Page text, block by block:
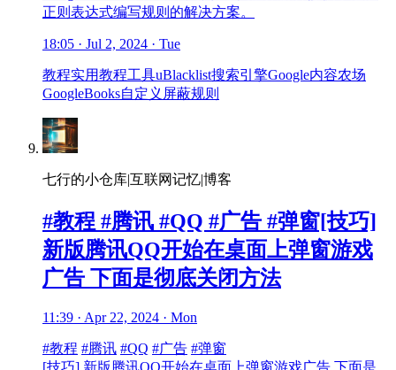
正则表达式编写规则的解决方案。
18:05 · Jul 2, 2024 · Tue
教程实用教程工具uBlacklist搜索引擎Google内容农场
GoogleBooks自定义屏蔽规则
七行的小仓库|互联网记忆|博客
#教程 #腾讯 #QQ #广告 #弹窗[技巧]
新版腾讯QQ开始在桌面上弹窗游戏
广告 下面是彻底关闭方法
11:39 · Apr 22, 2024 · Mon
#教程 #腾讯 #QQ #广告 #弹窗
[技巧] 新版腾讯QQ开始在桌面上弹窗游戏广告 下面是